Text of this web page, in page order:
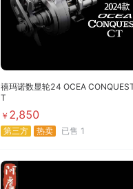
禧玛诺数显轮24 OCEA
T
￥ 2,850
第三方 热卖 已售 1